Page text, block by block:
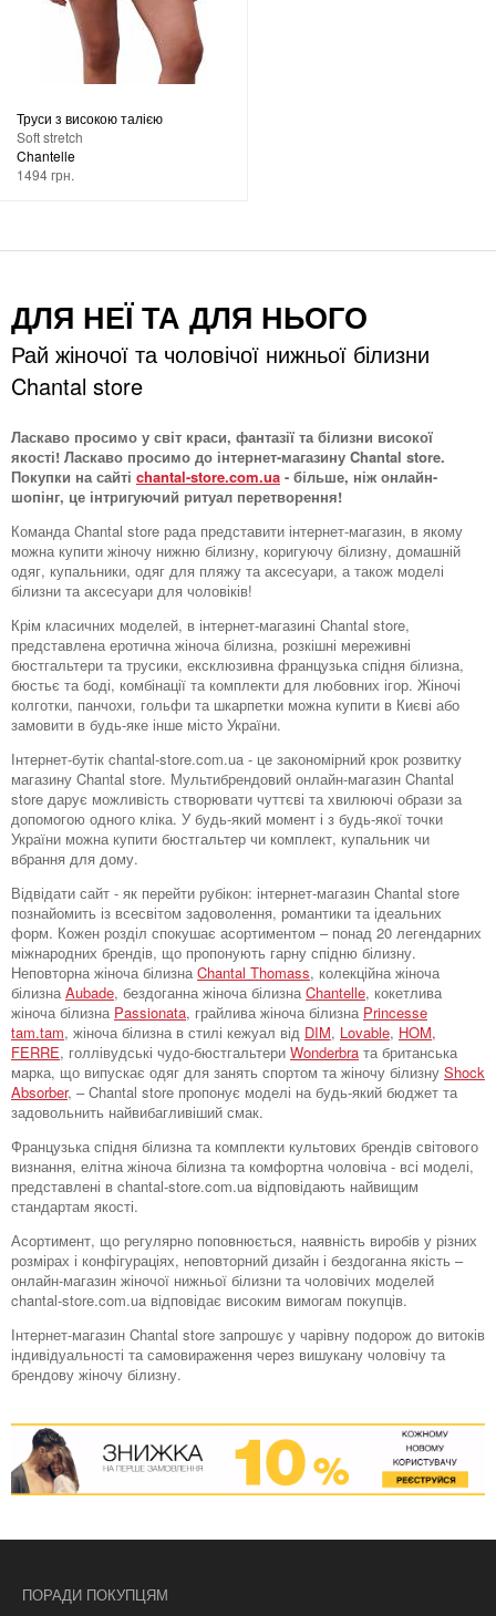
Труси з високою талією
Soft stretch
Chantelle
1494 грн.
ДЛЯ НЕЇ ТА ДЛЯ НЬОГО
Рай жіночої та чоловічої нижньої білизни
Chantal store
Ласкаво просимо у світ краси, фантазії та білизни високої
якості! Ласкаво просимо до інтернет-магазину Chantal store.
Покупки на сайті chantal-store.com.ua - більше, ніж онлайн-
шопінг, це інтригуючий ритуал перетворення!
Команда Chantal store рада представити інтернет-магазин, в якому
можна купити жіночу нижню білизну, коригуючу білизну, домашній
одяг, купальники, одяг для пляжу та аксесуари, а також моделі
білизни та аксесуари для чоловіків!
Крім класичних моделей, в інтернет-магазині Chantal store,
представлена ​​еротична жіноча білизна, розкішні мереживні
бюстгальтери та трусики, ексклюзивна французька спідня білизна,
бюстьє та боді, комбінації та комплекти для любовних ігор. Жіночі
колготки, панчохи, гольфи та шкарпетки можна купити в Києві або
замовити в будь-яке інше місто України.
Інтернет-бутік chantal-store.com.ua - це закономірний крок розвитку
магазину Chantal store. Мультибрендовий онлайн-магазин Chantal
store дарує можливість створювати чуттєві та хвилюючі образи за
допомогою одного кліка. У будь-який момент і з будь-якої точки
України можна купити бюстгальтер чи комплект, купальник чи
вбрання для дому.
Відвідати сайт - як перейти рубікон: інтернет-магазин Chantal store
познайомить із всесвітом задоволення, романтики та ідеальних
форм. Кожен розділ спокушає асортиментом – понад 20 легендарних
міжнародних брендів, що пропонують гарну спідню білизну.
Неповторна жіноча білизна Chantal Thomass, колекційна жіноча
білизна Aubade, бездоганна жіноча білизна Chantelle, кокетлива
жіноча білизна Passionata, грайлива жіноча білизна Princesse
tam.tam, жіноча білизна в стилі кежуал від DIM, Lovable, HOM,
FERRE, голлівудські чудо-бюстгальтери Wonderbra та британська
марка, що випускає одяг для занять спортом та жіночу білизну Shock
Absorber, – Chantal store пропонує моделі на будь-який бюджет та
задовольнить найвибагливіший смак.
Французька спідня білизна та комплекти культових брендів світового
визнання, елітна жіноча білизна та комфортна чоловіча - всі моделі,
представлені в chantal-store.com.ua відповідають найвищим
стандартам якості.
Асортимент, що регулярно поповнюється, наявність виробів у різних
розмірах і конфігураціях, неповторний дизайн і бездоганна якість –
онлайн-магазин жіночої нижньої білизни та чоловічих моделей
chantal-store.com.ua відповідає високим вимогам покупців.
Інтернет-магазин Chantal store запрошує у чарівну подорож до витоків
індивідуальності та самовираження через вишукану чоловічу та
брендову жіночу білизну.
ПОРАДИ ПОКУПЦЯМ